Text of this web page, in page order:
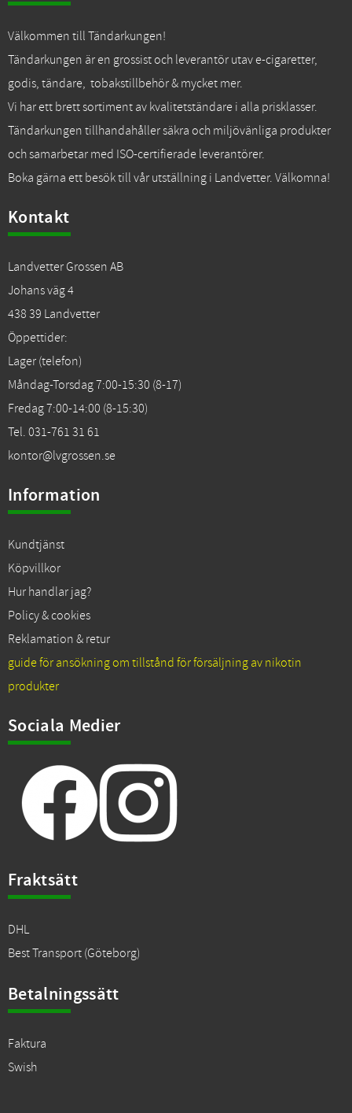
Välkommen till Tändarkungen!
Tändarkungen är en grossist och leverantör utav e-cigaretter,
godis, tändare, tobakstillbehör & mycket mer.
Vi har ett brett sortiment av kvalitetständare i alla prisklasser.
Tändarkungen tillhandahåller säkra och miljövänliga produkter
och samarbetar med ISO-certifierade leverantörer.
Boka gärna ett besök till vår utställning i Landvetter. Välkomna!
Kontakt
Landvetter Grossen AB
Johans väg 4
438 39 Landvetter
Öppettider:
Lager (telefon)
Måndag-Torsdag 7:00-15:30 (8-17)
Fredag 7:00-14:00 (8-15:30)
Tel. 031-761 31 61
kontor@lvgrossen.se
Information
Kundtjänst
Köpvillkor
Hur handlar jag?
Policy & cookies
Reklamation & retur
guide för ansökning om tillstånd för försäljning av nikotin
produkter
Sociala Medier
Fraktsätt
DHL
Best Transport (Göteborg)
Betalningssätt
Faktura
Swish